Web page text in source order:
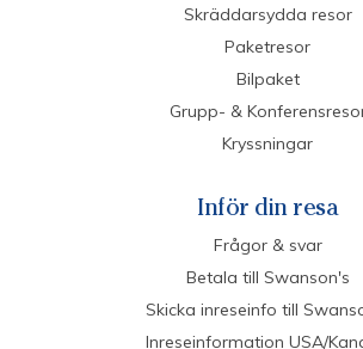
Skräddarsydda resor
Paketresor
Bilpaket
Grupp- &
Kryssningar
Inför din resa
Frågor & svar
Betala till Swanson's
Skicka inreseinfo till
Inreseinformation USA/